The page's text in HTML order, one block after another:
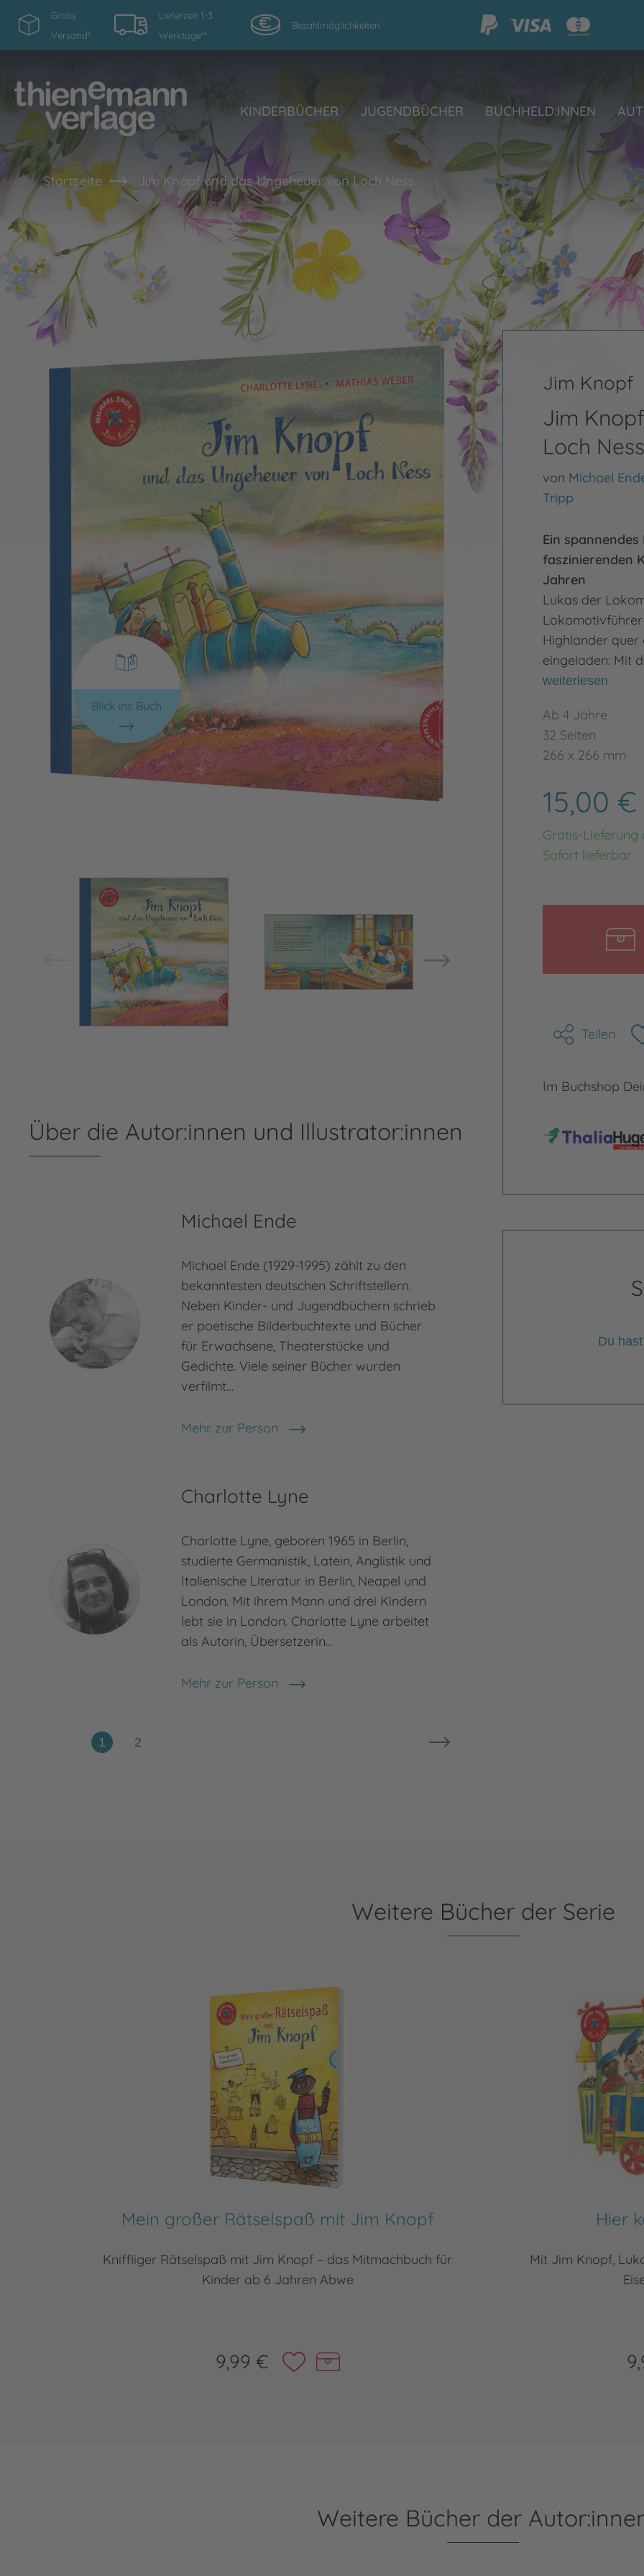
Gratis
Versand*
Lieferzeit 1-3
Werktage**
Bezahlmöglichkeiten
KINDERBÜCHER JUGENDBÜCHER BUCHHELD:INNEN
Startseite Jim Knopf und das Ungeheuer von Loch Ness
Blick ins Buch
Jim Knopf
Jim
Loch Ness
von Michael
Tripp
Ein
faszinierenden
Jahren
Lukas der
Highlander quer
eingeladen: Mit
weiterlesen
Ab 4 Jahre
32 Seiten
266 x 266 mm
15,00 €
Gratis-Lieferung
Sofort lieferbar
Teilen
Im Buchshop
Du
Über die Autor:innen und Illustrator:innen
Michael Ende
Michael Ende (1929-1995) zählt zu den
bekanntesten deutschen Schriftstellern.
Neben Kinder- und Jugendbüchern schrieb
er poetische Bilderbuchtexte und Bücher
für Erwachsene, Theaterstücke und
Gedichte. Viele seiner Bücher wurden
verfilmt…
Mehr zur Person
Michael Ende
Charlotte Lyne
Charlotte Lyne, geboren 1965 in Berlin,
studierte Germanistik, Latein, Anglistik und
Italienische Literatur in Berlin, Neapel und
London. Mit ihrem Mann und drei Kindern
lebt sie in London. Charlotte Lyne arbeitet
als Autorin, Übersetzerin…
Mehr zur Person
Charlotte Lyne
Weitere Bücher der Serie
Mein großer Rätselspaß mit Jim Knopf
Kniffliger Rätselspaß mit Jim Knopf – das Mitmachbuch für
Kinder ab 6 Jahren Abwe
9,99 €
Hier
Mit Jim Knopf,
Weitere Bücher der